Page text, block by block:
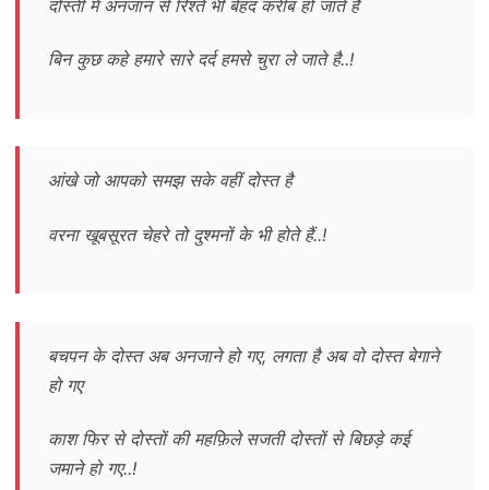
दोस्ती में अनजान से रिश्ते भी बेहद करीब हो जाते है
बिन कुछ कहे हमारे सारे दर्द हमसे चुरा ले जाते है..!
आंखे जो आपको समझ सके वहीं दोस्त है
वरना खूबसूरत चेहरे तो दुश्मनों के भी होते हैं..!
बचपन के दोस्त अब अनजाने हो गए, लगता है अब वो दोस्त बेगाने
हो गए
काश फिर से दोस्तों की महफ़िले सजती दोस्तों से बिछड़े कई
जमाने हो गए..!